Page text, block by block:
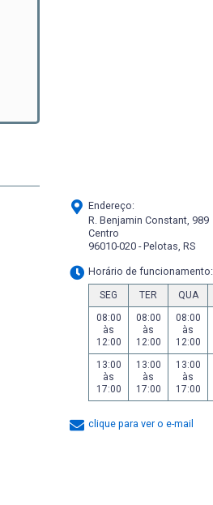
Endereço:
R. Benjamin Constant, 989
Centro
96010-020 - Pelotas, RS
Horário de funcionamento:
SEG TER QUA
08:00
às
12:00
08:00
às
12:00
08:00
às
12:00
13:00
às
17:00
13:00
às
17:00
13:00
às
17:00
clique para ver o e-mail